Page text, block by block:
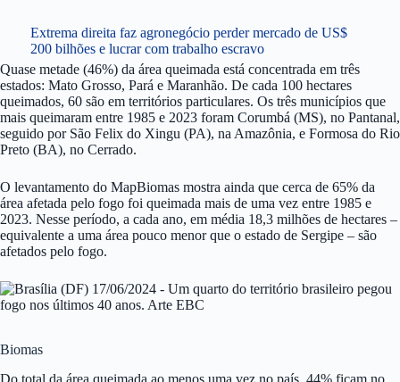
Extrema direita faz agronegócio perder mercado de US$
200 bilhões e lucrar com trabalho escravo
Quase metade (46%) da área queimada está concentrada em três
estados: Mato Grosso, Pará e Maranhão. De cada 100 hectares
queimados, 60 são em territórios particulares. Os três municípios que
mais queimaram entre 1985 e 2023 foram Corumbá (MS), no Pantanal,
seguido por São Felix do Xingu (PA), na Amazônia, e Formosa do Rio
Preto (BA), no Cerrado.
O levantamento do MapBiomas mostra ainda que cerca de 65% da
área afetada pelo fogo foi queimada mais de uma vez entre 1985 e
2023. Nesse período, a cada ano, em média 18,3 milhões de hectares –
equivalente a uma área pouco menor que o estado de Sergipe – são
afetados pelo fogo.
Biomas